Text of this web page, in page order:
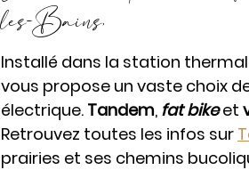
les-Bains,
Installé dans la station
vous propose un vaste choix
électrique. Tandem, fat bike et
Retrouvez toutes les infos sur
prairies et ses chemins